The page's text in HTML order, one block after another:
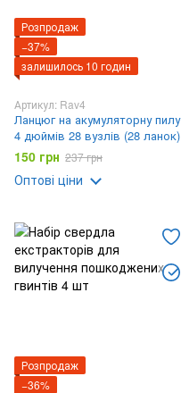
Розпродаж
−37%
залишилось 10 годин
Артикул: Rav4
Ланцюг на акумуляторну пилу
4 дюймів 28 вузлів (28 ланок)
150 грн 237 грн
Оптові ціни
Розпродаж
−36%